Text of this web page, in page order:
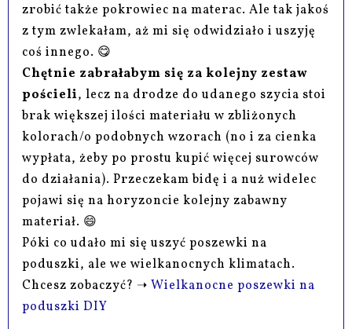
zrobić także pokrowiec na materac. Ale tak jakoś
z tym zwlekałam, aż mi się odwidziało i uszyję
coś innego. 😋
Chętnie zabrałabym się za kolejny zestaw
pościeli, lecz na drodze do udanego szycia stoi
brak większej ilości materiału w zbliżonych
kolorach/o podobnych wzorach (no i za cienka
wypłata, żeby po prostu kupić więcej surowców
do działania). Przeczekam bidę i a nuż widelec
pojawi się na horyzoncie kolejny zabawny
materiał. 😄
Póki co udało mi się uszyć poszewki na
poduszki, ale we wielkanocnych klimatach.
Chcesz zobaczyć? ➝Wielkanocne poszewki na
poduszki DIY